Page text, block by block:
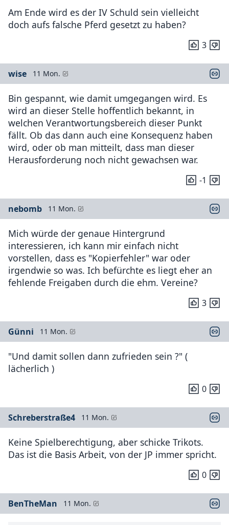
Am Ende wird es der IV Schuld sein vielleicht
doch aufs falsche Pferd gesetzt zu haben?
3
wise 11 Mon.
Bin gespannt, wie damit umgegangen wird. Es
wird an dieser Stelle hoffentlich bekannt, in
welchen Verantwortungsbereich dieser Punkt
fällt. Ob das dann auch eine Konsequenz haben
wird, oder ob man mitteilt, dass man dieser
Herausforderung noch nicht gewachsen war.
-1
nebomb 11 Mon.
Mich würde der genaue Hintergrund
interessieren, ich kann mir einfach nicht
vorstellen, dass es "Kopierfehler" war oder
irgendwie so was. Ich befürchte es liegt eher an
fehlende Freigaben durch die ehm. Vereine?
3
Günni 11 Mon.
"Und damit sollen dann zufrieden sein ?" (
lächerlich )
0
Schreberstraße4 11 Mon.
Keine Spielberechtigung, aber schicke Trikots.
Das ist die Basis Arbeit, von der JP immer spricht.
0
BenTheMan 11 Mon.